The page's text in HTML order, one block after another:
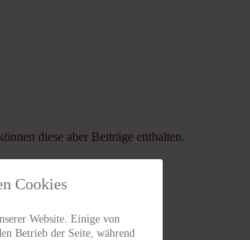
diese aber Beiträge enthalten.
Cookies
Website. Einige von
Betrieb der Seite, während